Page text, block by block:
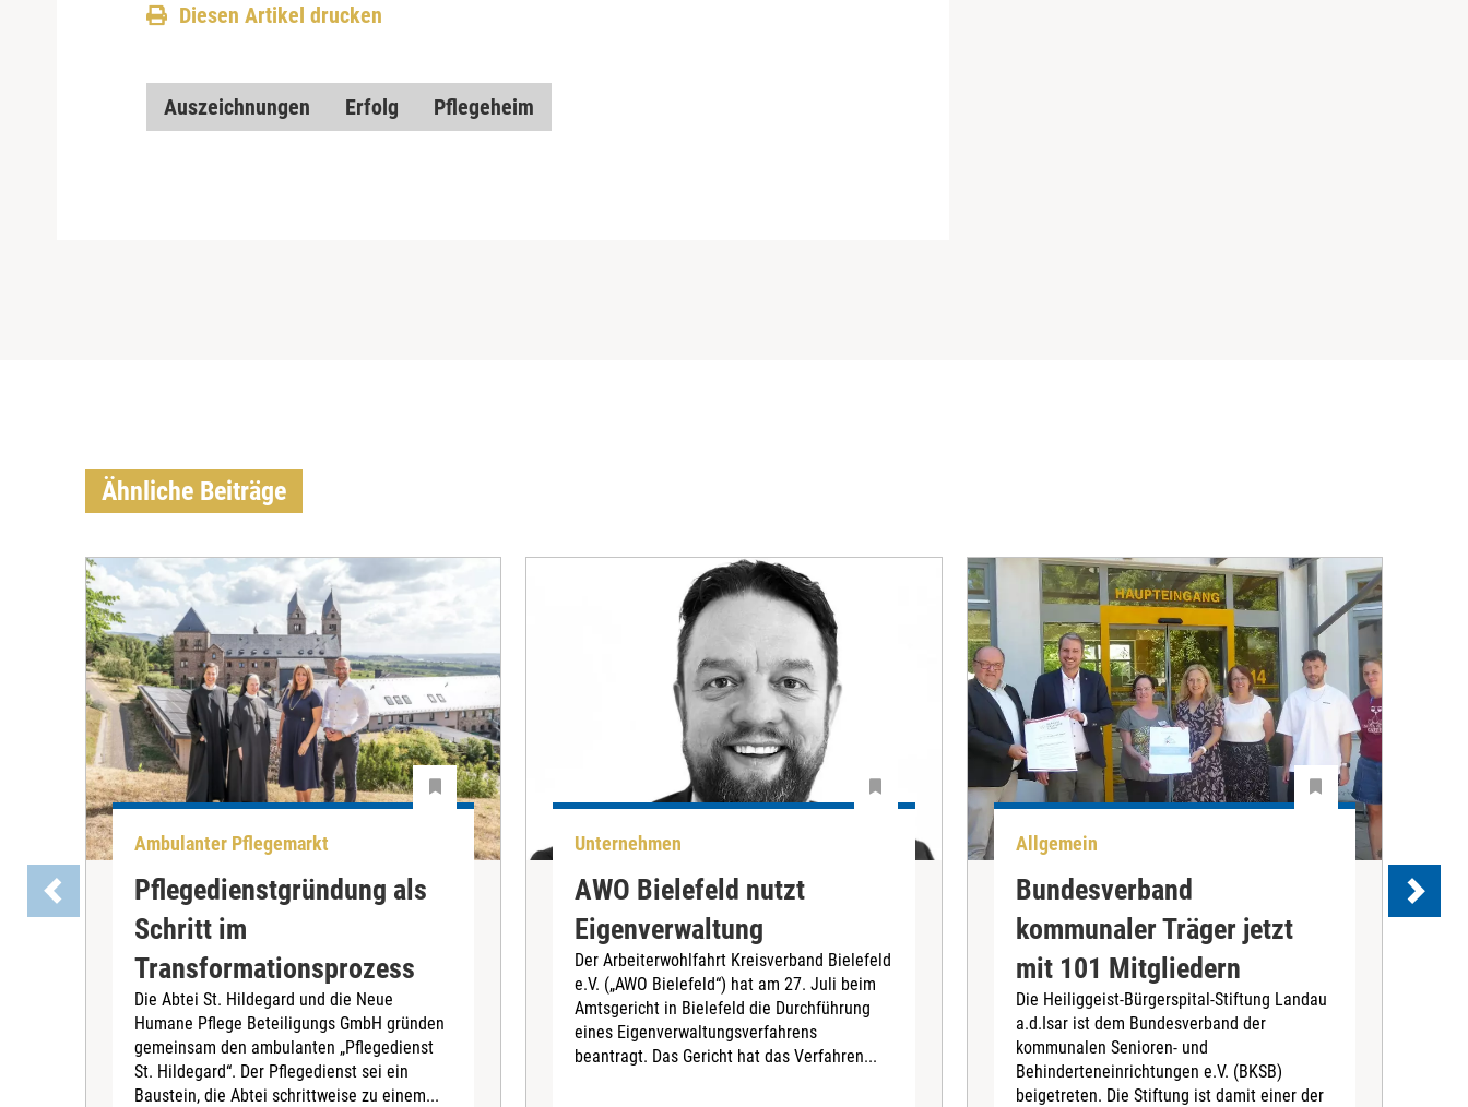
Diesen Artikel drucken
Auszeichnungen Erfolg Pflegeheim
Ähnliche Beiträge
Ambulanter Pflegemarkt
Pflegedienstgründung als
Schritt im
Transformationsprozess
Die Abtei St. Hildegard und die Neue
Humane Pflege Beteiligungs GmbH gründen
gemeinsam den ambulanten „Pflegedienst
St. Hildegard“. Der Pflegedienst sei ein
Baustein, die Abtei schrittweise zu einem...
Unternehmen
AWO Bielefeld nutzt
Eigenverwaltung
Der Arbeiterwohlfahrt Kreisverband Bielefeld
e.V. („AWO Bielefeld“) hat am 27. Juli beim
Amtsgericht in Bielefeld die Durchführung
eines Eigenverwaltungsverfahrens
beantragt. Das Gericht hat das Verfahren...
Allgemein
Bundesverband
kommunaler Träger jetzt
mit 101 Mitgliedern
Die Heiliggeist-Bürgerspital-Stiftung Landau
a.d.Isar ist dem Bundesverband der
kommunalen Senioren- und
Behinderteneinrichtungen e.V. (BKSB)
beigetreten. Die Stiftung ist damit einer der